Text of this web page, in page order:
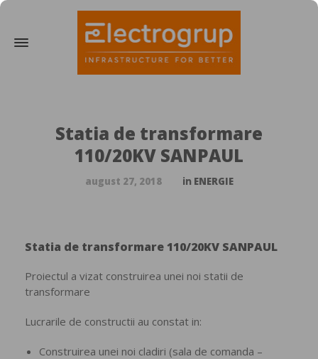
Statia de transformare
110/20KV SANPAUL
august 27, 2018 in ENERGIE
Statia de transformare 110/20KV SANPAUL
Proiectul a vizat construirea unei noi statii de
transformare
Lucrarile de constructii au constat in:
Construirea unei noi cladiri (sala de comanda –